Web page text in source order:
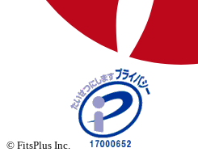
© FitsPlus Inc.